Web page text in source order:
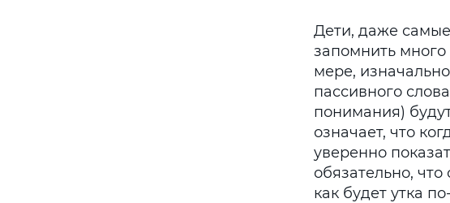
Дети, даже
запомнить много
мере,
пассивного
понимания)
означает, что
уверенно
обязательно,
как будет утка